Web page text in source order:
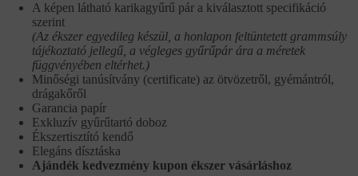
A képen látható karikagyűrű pár a kiválasztott specifikáció
szerint
(Az ékszer egyedileg készül, a honlapon feltüntetett grammsúly
tájékoztató jellegű, a végleges gyűrűpár ára a méretek
függvényében eltérhet.)
Minőségi tanúsítvány (certificate) az ötvözetről, gyémántról,
drágakőről
Garancia papír
Exkluzív gyűrűtartó doboz
Ékszertisztító kendő
Elegáns dísztáska
Ajándék kedvezmény kupon ékszer vásárláshoz